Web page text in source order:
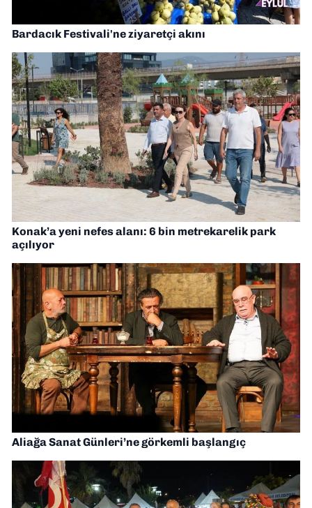
Bardacık Festivali'ne ziyaretçi akını
Konak’a yeni nefes alanı: 6 bin metrekarelik park
açılıyor
Aliağa Sanat Günleri’ne görkemli başlangıç